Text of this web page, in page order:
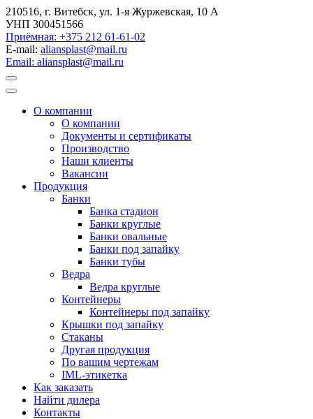
210516, г. Витебск, ул. 1-я Журжевская, 10 А
УНП 300451566
Приёмная: +375 212 61-61-02
E-mail: aliansplast@mail.ru
Email: aliansplast@mail.ru
О компании
О компании
Документы и сертификаты
Производство
Наши клиенты
Вакансии
Продукция
Банки
Банка стадион
Банки круглые
Банки овальные
Банки под запайку
Банки тубы
Ведра
Ведра круглые
Контейнеры
Контейнеры под запайку
Крышки под запайку
Стаканы
Другая продукция
По вашим чертежам
IML-этикетка
Как заказать
Найти дилера
Контакты